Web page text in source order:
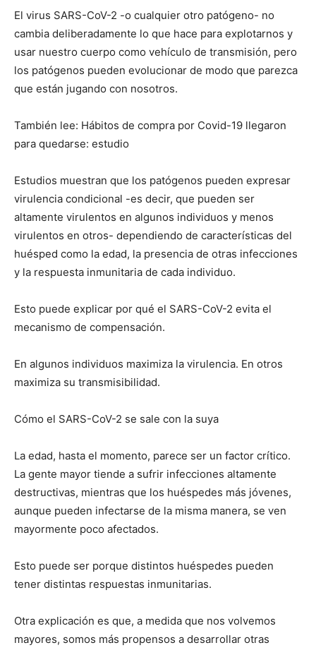
El virus SARS-CoV-2 -o cualquier otro patógeno- no
cambia deliberadamente lo que hace para explotarnos y
usar nuestro cuerpo como vehículo de transmisión, pero
los patógenos pueden evolucionar de modo que parezca
que están jugando con nosotros.
También lee: Hábitos de compra por Covid-19 llegaron
para quedarse: estudio
Estudios muestran que los patógenos pueden expresar
virulencia condicional -es decir, que pueden ser
altamente virulentos en algunos individuos y menos
virulentos en otros- dependiendo de características del
huésped como la edad, la presencia de otras infecciones
y la respuesta inmunitaria de cada individuo.
Esto puede explicar por qué el SARS-CoV-2 evita el
mecanismo de compensación.
En algunos individuos maximiza la virulencia. En otros
maximiza su transmisibilidad.
Cómo el SARS-CoV-2 se sale con la suya
La edad, hasta el momento, parece ser un factor crítico.
La gente mayor tiende a sufrir infecciones altamente
destructivas, mientras que los huéspedes más jóvenes,
aunque pueden infectarse de la misma manera, se ven
mayormente poco afectados.
Esto puede ser porque distintos huéspedes pueden
tener distintas respuestas inmunitarias.
Otra explicación es que, a medida que nos volvemos
mayores, somos más propensos a desarrollar otras